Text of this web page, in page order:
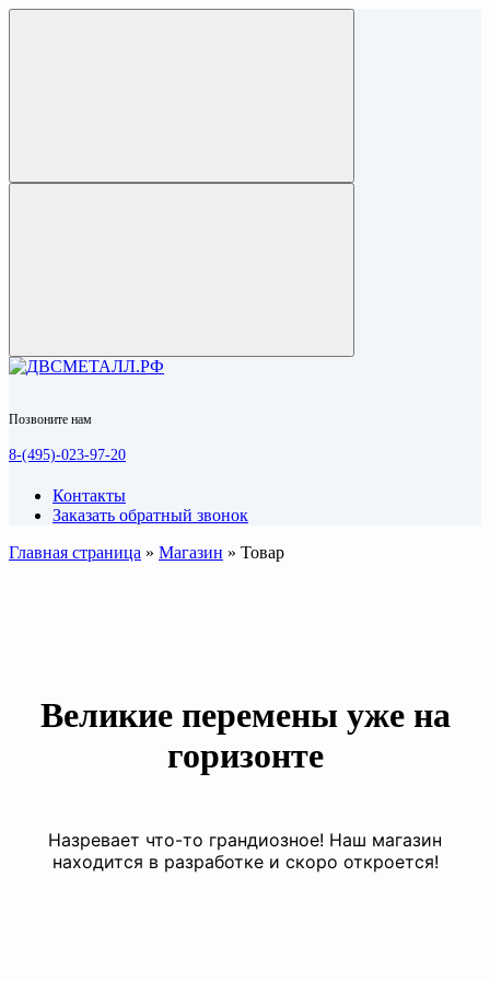
Позвоните нам
8-(495)-023-97-20
Контакты
Заказать обратный звонок
Главная страница » Магазин » Товар
Великие перемены уже на
горизонте
Назревает что-то грандиозное! Наш магазин
находится в разработке и скоро откроется!